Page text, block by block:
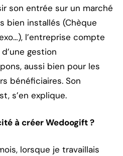
son entrée sur un marché
bien installés (Chèque
l’entreprise compte
gestion
aussi bien pour les
bénéficiaires. Son
s’en explique.
à créer Wedoogift ?
lorsque je travaillais